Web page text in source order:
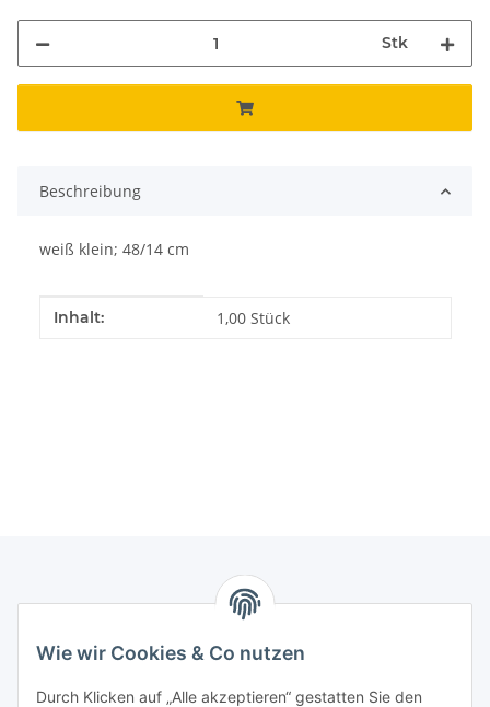
Wie wir Cookies & Co nutzen
Durch Klicken auf „Alle akzeptieren“ gestatten Sie den
Stk
Beschreibung
weiß klein; 48/14 cm
Produkteigenschaft
Wert
Inhalt: 1,00 Stück